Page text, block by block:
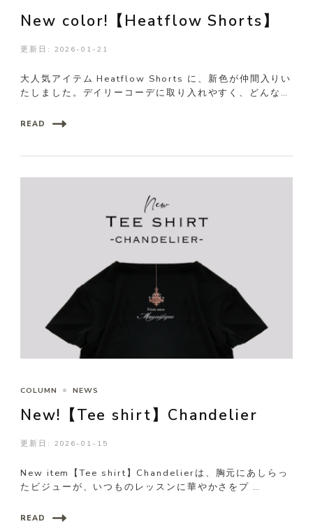
New color!【Heatflow Shorts】
更新日: 2026-01-21
大人気アイテム Heatflow Shorts に、新色が仲間入りい
たしました。デイリーコーデに取り入れやすく、どんなア
READ
COLUMN NEWS
New!【Tee shirt】Chandelier
更新日: 2026-01-15
New item【Tee shirt】Chandelierは、胸元にあしらっ
たビジューが、いつものレッスンに華やかさをプ …
READ